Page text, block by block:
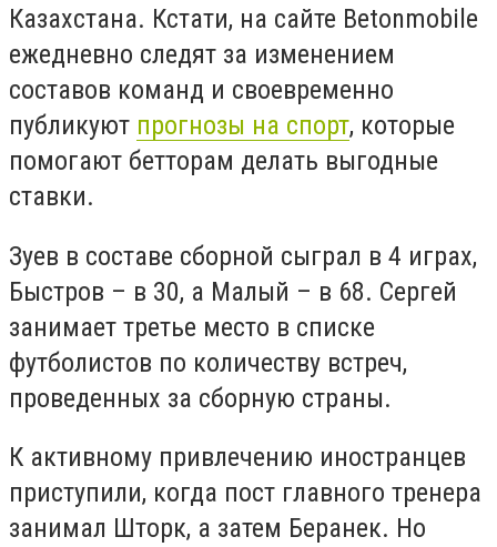
Казахстана. Кстати, на сайте Betonmobile
ежедневно следят за изменением
составов команд и своевременно
публикуют прогнозы на спорт, которые
помогают бетторам делать выгодные
ставки.
Зуев в составе сборной сыграл в 4 играх,
Быстров – в 30, а Малый – в 68. Сергей
занимает третье место в списке
футболистов по количеству встреч,
проведенных за сборную страны.
К активному привлечению иностранцев
приступили, когда пост главного тренера
занимал Шторк, а затем Беранек. Но